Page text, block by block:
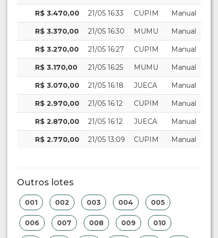
R$ 3.470,00 21/05 16:33 CUPIM Manual
R$ 3.370,00 21/05 16:30 MUMU Manual
R$ 3.270,00 21/05 16:27 CUPIM Manual
R$ 3.170,00 21/05 16:25 MUMU Manual
R$ 3.070,00 21/05 16:18 JUECA Manual
R$ 2.970,00 21/05 16:12 CUPIM Manual
R$ 2.870,00 21/05 16:12 JUECA Manual
R$ 2.770,00 21/05 13:09 CUPIM Manual
Outros lotes
001 002 003 004 005
006 007 008 009 010